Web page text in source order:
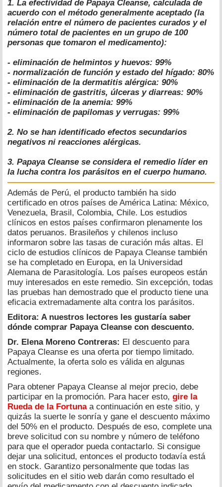
1. La efectividad de Papaya Cleanse, calculada de
acuerdo con el método generalmente aceptado (la
relación entre el número de pacientes curados y el
número total de pacientes en un grupo de 100
personas que tomaron el medicamento):
- eliminación de helmintos y huevos: 99%
- normalización de función y estado del hígado: 80%
- eliminación de la dermatitis alérgica: 90%
- eliminación de gastritis, úlceras y diarreas: 90%
- eliminación de la anemia: 99%
- eliminación de papilomas y verrugas: 99%
2. No se han identificado efectos secundarios
negativos ni reacciones alérgicas.
3. Papaya Cleanse se considera el remedio líder en
la lucha contra los parásitos en el cuerpo humano.
Además de Perú, el producto también ha sido
certificado en otros países de América Latina: México,
Venezuela, Brasil, Colombia, Chile. Los estudios
clínicos en estos países confirmaron plenamente los
datos peruanos. Brasileños y chilenos incluso
informaron sobre las tasas de curación más altas. El
ciclo de estudios clínicos de Papaya Cleanse también
se ha completado en Europa, en la Universidad
Alemana de Parasitología. Los países europeos están
muy interesados ​​en este remedio. Sin excepción, todas
las pruebas han demostrado que el producto tiene una
eficacia extremadamente alta contra los parásitos.
Editora: A nuestros lectores les gustaría saber
dónde comprar Papaya Cleanse con descuento.
Dr. Elena Moreno Contreras: El descuento para
Papaya Cleanse es una oferta por tiempo limitado.
Actualmente, la oferta solo es válida en algunas
regiones.
Para obtener Papaya Cleanse al mejor precio, debe
participar en la promoción. Para hacer esto, gire la
Rueda de la Fortuna a continuación en este sitio, y
quizás la suerte le sonría y gane el descuento máximo
del 50% en el producto. Después de eso, complete una
breve solicitud con su nombre y número de teléfono
para que el operador pueda contactarlo. Si consigue
dejar una solicitud, entonces el producto todavía está
en stock. Garantizo personalmente que todas las
solicitudes en el sitio web darán como resultado el